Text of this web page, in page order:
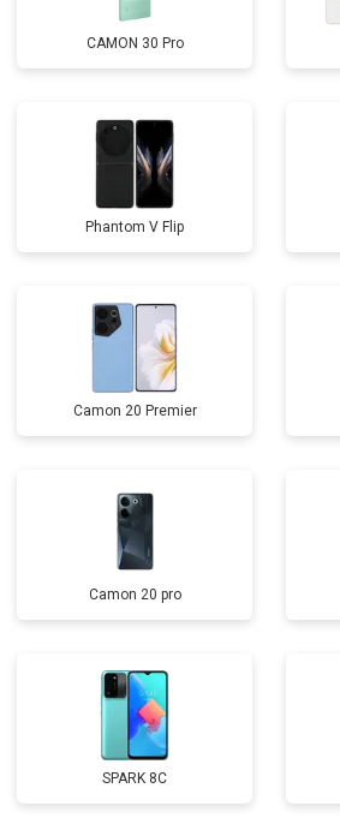
CAMON 30 Pro
Phantom V Flip
Camon 20 Premier
Camon 20 pro
SPARK 8C